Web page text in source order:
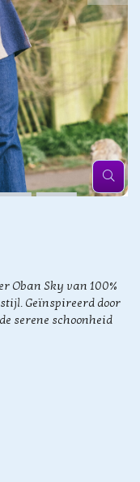
Oban Sky van 100%
Geïnspireerd door
serene schoonheid